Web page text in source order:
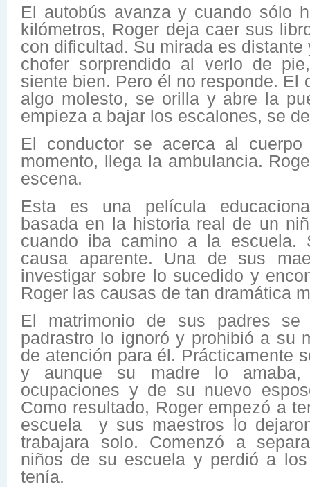
El autobús avanza y cuando sólo
kilómetros, Roger deja caer sus
con dificultad. Su mirada es
chofer sorprendido al verlo de
siente bien. Pero él no responde. El
algo molesto, se orilla y abre la
empieza a bajar los escalones, se
El conductor se acerca al
momento, llega la ambulancia.
escena.
Esta es una película
basada en la historia real de un
cuando iba camino a la escuela.
causa aparente. Una de sus
investigar sobre lo sucedido y
Roger las causas de tan dramática
El matrimonio de sus padres se
padrastro lo ignoró y prohibió a su
de atención para él. Prácticamente
y aunque su madre lo
ocupaciones y de su nuevo
Como resultado, Roger empezó a
escuela y sus maestros lo
trabajara solo. Comenzó a
niños de su escuela y perdió a
tenía.